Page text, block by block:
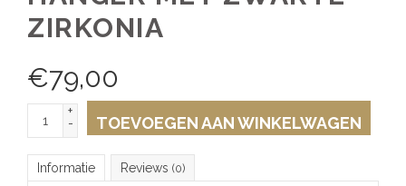
ZIRKONIA
€79,00
+
-
TOEVOEGEN AAN WINKELWAGEN
Informatie Reviews (0)